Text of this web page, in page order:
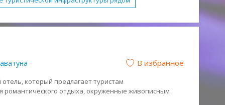
плиткой. На территории работает ресторан.
(HB)
В избранное
который предлагает туристам
романтического отдыха, окруженные живописным